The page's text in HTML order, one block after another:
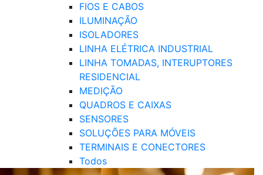
FIOS E CABOS
ILUMINAÇÃO
ISOLADORES
LINHA ELÉTRICA INDUSTRIAL
LINHA TOMADAS, INTERUPTORES
RESIDENCIAL
MEDIÇÃO
QUADROS E CAIXAS
SENSORES
SOLUÇÕES PARA MÓVEIS
TERMINAIS E CONECTORES
Todos